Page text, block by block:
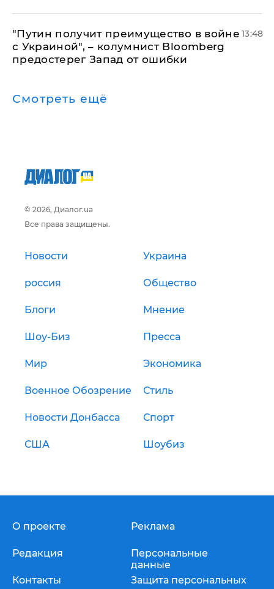
"Путин получит преимущество в войне
с Украиной", – колумнист Bloomberg
предостерег Запад от ошибки
13:48
Смотреть ещё
© 2026, Диалог.ua
Все права защищены.
Новости Украина
россия Общество
Блоги Мнение
Шоу-Биз Пресса
Мир Экономика
Военное Обозрение Стиль
Новости Донбасса Спорт
США Шоубиз
О проекте
Редакция
Контакты
Реклама
Персональные
данные
Защита персональных